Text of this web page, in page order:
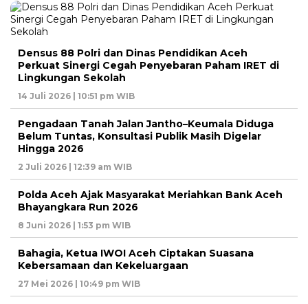
Densus 88 Polri dan Dinas Pendidikan Aceh
Perkuat Sinergi Cegah Penyebaran Paham IRET di
Lingkungan Sekolah
14 Juli 2026 | 10:51 pm WIB
Pengadaan Tanah Jalan Jantho–Keumala Diduga
Belum Tuntas, Konsultasi Publik Masih Digelar
Hingga 2026
2 Juli 2026 | 12:39 am WIB
Polda Aceh Ajak Masyarakat Meriahkan Bank Aceh
Bhayangkara Run 2026
8 Juni 2026 | 1:53 pm WIB
Bahagia, Ketua IWOI Aceh Ciptakan Suasana
Kebersamaan dan Kekeluargaan
27 Mei 2026 | 10:49 pm WIB